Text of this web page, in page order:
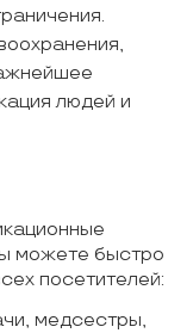
людей и
можете быстро
посетителей:
медсестры,